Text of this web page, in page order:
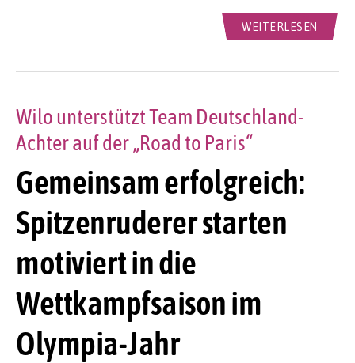
WEITERLESEN
Gemeinsam erfolgreich:
Spitzenruderer starten
motiviert in die
Wettkampfsaison im
Olympia-Jahr
Wilo unterstützt Team Deutschland-
Achter auf der „Road to Paris“